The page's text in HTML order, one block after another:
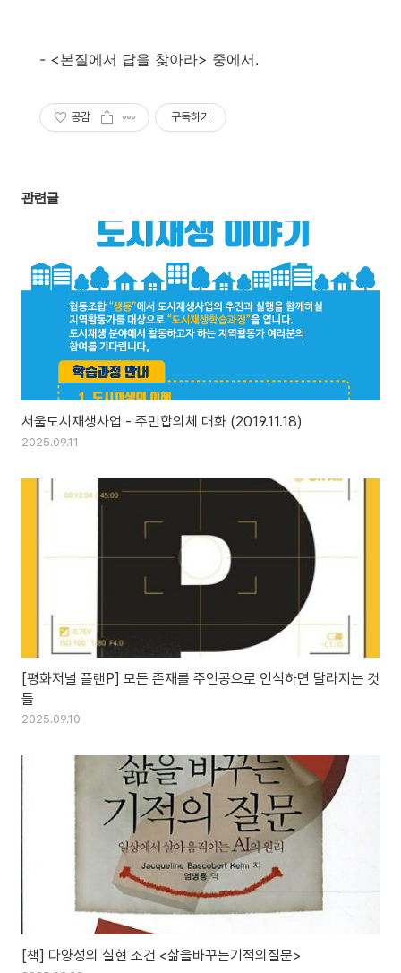
- <본질에서 답을 찾아라> 중에서.
공감 구독하기
관련글
서울도시재생사업 - 주민합의체 대화 (2019.11.18)
2025.09.11
[평화저널 플랜P] 모든 존재를 주인공으로 인식하면 달라지는 것
들
2025.09.10
[책] 다양성의 실현 조건 <삶을바꾸는기적의질문>